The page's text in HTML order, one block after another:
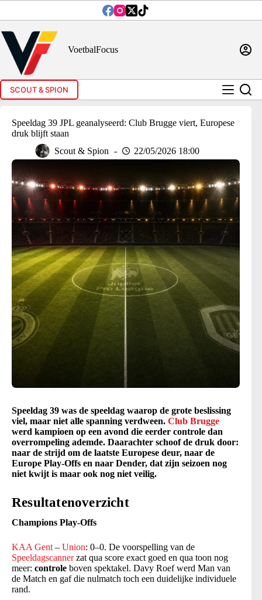
inhoud
VoetbalFocus
SCOUT & SPION
Speeldag 39 JPL geanalyseerd: Club Brugge viert, Europese
druk blijft staan
Scout & Spion
22/05/2026 18:00
Speeldag 39 was de speeldag waarop de grote beslissing
viel, maar niet alle spanning verdween. Club Brugge
werd kampioen op een avond die eerder controle dan
overrompeling ademde. Daarachter schoof de druk door:
naar de strijd om de laatste Europese deur, naar de
Europe Play-Offs en naar Dender, dat zijn seizoen nog
niet kwijt is maar ook nog niet veilig.
Resultatenoverzicht
Champions Play-Offs
KAA Gent – Union: 0–0. De voorspelling van de
Speeldagscannerzat qua score exact goed en qua toon nog
meer: controle boven spektakel. Davy Roef werd Man van
de Match en gaf die nulmatch toch een duidelijke individuele
rand.